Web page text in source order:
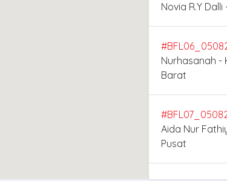
Novia R.Y
Nurhasanah -
Barat
Aida Nur
Pusat